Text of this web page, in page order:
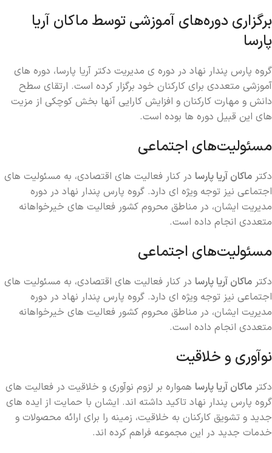
برگزاری دوره‌های آموزشی توسط ماکان آریا
پارسا
گروه پارس پندار نهاد در دوره ی مدیریت دکتر آریا پارسا، دوره‌ های
آموزشی متعددی برای کارکنان خود برگزار کرده است. ارتقای سطح
دانش و مهارت کارکنان و افزایش کارایی آنها بخش کوچکی از مزیت
های این قبیل دوره ها بوده است.
مسئولیت‌های اجتماعی
دکتر ماکان آریا پارسا در کنار فعالیت‌ های اقتصادی، به مسئولیت ‌های
اجتماعی نیز توجه ویژه‌ ای دارد. گروه پارس پندار نهاد در دوره
مدیریت ایشان، در مناطق محروم کشور فعالیت‌ های خیرخواهانه
متعددی انجام داده است.
مسئولیت‌های اجتماعی
دکتر ماکان آریا پارسا در کنار فعالیت‌ های اقتصادی، به مسئولیت ‌های
اجتماعی نیز توجه ویژه‌ ای دارد. گروه پارس پندار نهاد در دوره
مدیریت ایشان، در مناطق محروم کشور فعالیت‌ های خیرخواهانه
متعددی انجام داده است.
نوآوری و خلاقیت
دکتر ماکان آریا پارسا همواره بر لزوم نوآوری و خلاقیت در فعالیت ‌های
گروه پارس پندار نهاد تاکید داشته ‌اند. ایشان با حمایت از ایده‌ های
جدید و تشویق کارکنان به خلاقیت، زمینه را برای ارائه محصولات و
خدمات جدید در این مجموعه فراهم کرده ‌اند.